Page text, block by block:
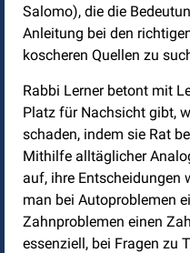
Salomo), die die
Anleitung bei den
koscheren Quellen zu
Rabbi Lerner betont mit
Platz für Nachsicht gibt,
schaden, indem sie Rat
Mithilfe alltäglicher
auf, ihre Entscheidungen
man bei Autoproblemen
Zahnproblemen einen
essenziell, bei Fragen zu